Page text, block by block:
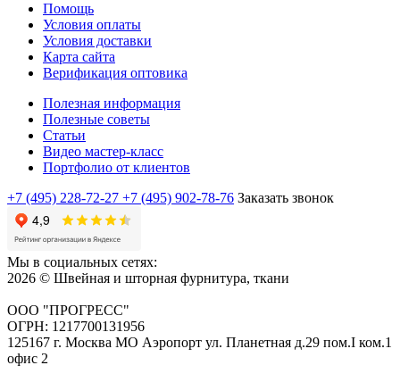
Помощь
Условия оплаты
Условия доставки
Карта сайта
Верификация оптовика
Полезная информация
Полезные советы
Статьи
Видео мастер-класс
Портфолио от клиентов
+7 (495) 228-72-27 +7 (495) 902-78-76 Заказать звонок
Мы в социальных сетях:
2026 © Швейная и шторная фурнитура, ткани
ООО "ПРОГРЕСС"
ОГРН: 1217700131956
125167 г. Москва МО Аэропорт ул. Планетная д.29 пом.I ком.1
офис 2